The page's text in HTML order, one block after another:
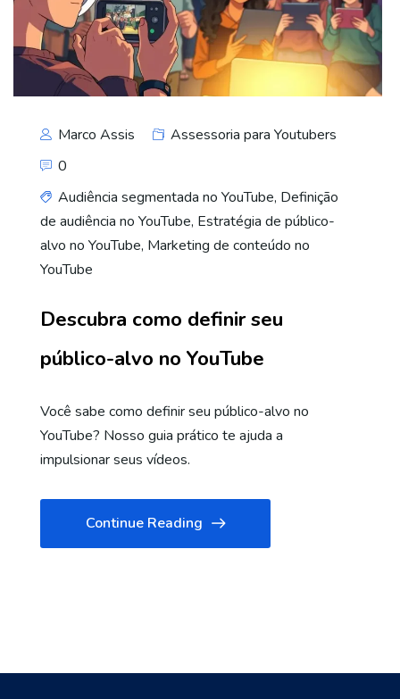
Marco Assis
Assessoria para Youtubers
0
Audiência segmentada no YouTube, Definição
de audiência no YouTube, Estratégia de público-
alvo no YouTube, Marketing de conteúdo no
YouTube
Descubra como definir seu
público-alvo no YouTube
Você sabe como definir seu público-alvo no
YouTube? Nosso guia prático te ajuda a
impulsionar seus vídeos.
Continue Reading